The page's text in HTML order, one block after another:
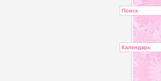
Поиск
Календарь